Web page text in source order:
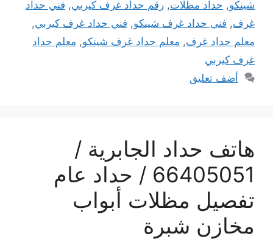
شينكو, حداد مظلات, رقم حداد غرف كيربي, فني حداد
غرف, فني حداد غرف شينكو, فني حداد غرف كيربي,
معلم حداد غرف, معلم حداد غرف شينكو, معلم حداد
غرف كيربي
أضف تعليق
هاتف حداد الجابرية /
66405051 / حداد عام
تفصيل مظلات أبواب
مخازن شبرة